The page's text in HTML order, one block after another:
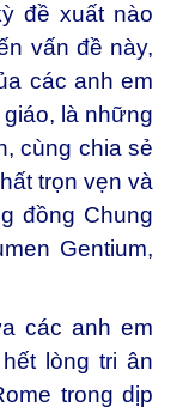
đề xuất nào
vấn đề này,
các anh em
là những
cùng chia sẻ
trọn vẹn và
đồng Chung
Gentium,
các anh em
lòng tri ân
trong dịp